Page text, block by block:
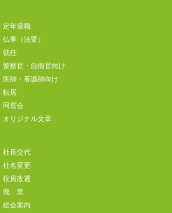
定年退職
仏事（法要）
就任
警察官・自衛官向け
医師・看護師向け
転居
同窓会
オリジナル文章
社長交代
社名変更
役員改選
廃 業
総会案内